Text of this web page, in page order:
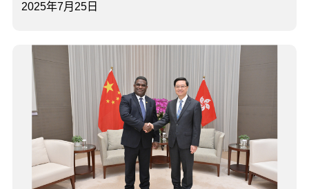
2025年7月25日